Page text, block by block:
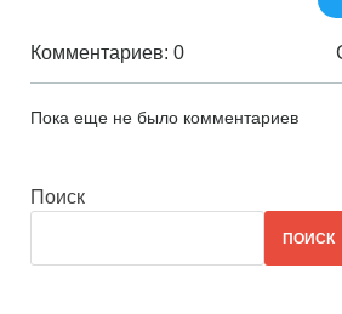
Комментариев: 0
Пока еще не было комментариев
Поиск
ПОИСК